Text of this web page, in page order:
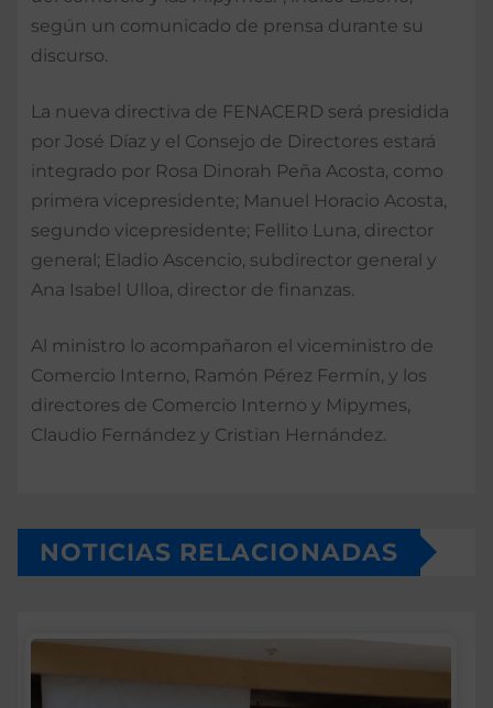
según un comunicado de prensa durante su
discurso.
La nueva directiva de FENACERD será presidida
por José Díaz y el Consejo de Directores estará
integrado por Rosa Dinorah Peña Acosta, como
primera vicepresidente; Manuel Horacio Acosta,
segundo vicepresidente; Fellito Luna, director
general; Eladio Ascencio, subdirector general y
Ana Isabel Ulloa, director de finanzas.
Al ministro lo acompañaron el viceministro de
Comercio Interno, Ramón Pérez Fermín, y los
directores de Comercio Interno y Mipymes,
Claudio Fernández y Cristian Hernández.
NOTICIAS RELACIONADAS